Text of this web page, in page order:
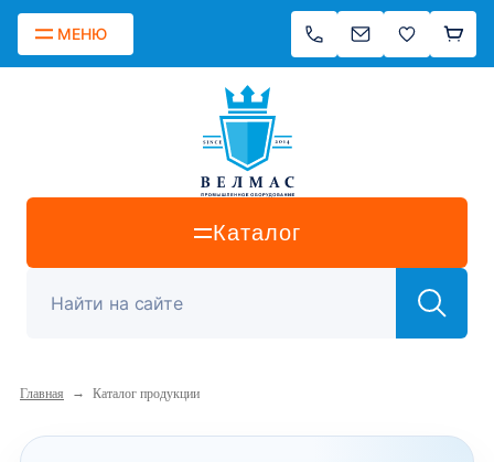
МЕНЮ
Каталог
Главная → Каталог продукции